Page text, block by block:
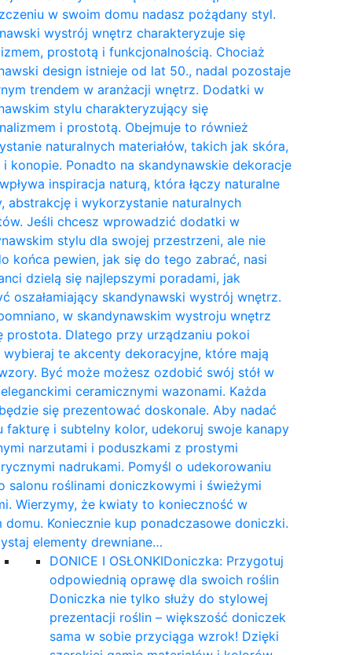
w swoim domu nadasz pożądany styl.
wystrój wnętrz charakteryzuje się
prostotą i funkcjonalnością. Chociaż
design istnieje od lat 50., nadal pozostaje
trendem w aranżacji wnętrz. Dodatki w
stylu charakteryzujący się
i prostotą. Obejmuje to również
naturalnych materiałów, takich jak skóra,
konopie. Ponadto na skandynawskie dekoracje
inspiracja naturą, która łączy naturalne
abstrakcję i wykorzystanie naturalnych
Jeśli chcesz wprowadzić dodatki w
stylu dla swojej przestrzeni, ale nie
końca pewien, jak się do tego zabrać, nasi
dzielą się najlepszymi poradami, jak
oszałamiający skandynawski wystrój wnętrz.
w skandynawskim wystroju wnętrz
prostota. Dlatego przy urządzaniu pokoi
wybieraj te akcenty dekoracyjne, które mają
Być może możesz ozdobić swój stół w
ceramicznymi wazonami. Każda
się prezentować doskonale. Aby nadać
fakturę i subtelny kolor, udekoruj swoje kanapy
narzutami i poduszkami z prostymi
nadrukami. Pomyśl o udekorowaniu
salonu roślinami doniczkowymi i świeżymi
Wierzymy, że kwiaty to konieczność w
domu. Koniecznie kup ponadczasowe doniczki.
elementy drewniane…
DONICE I OSŁONKIDoniczka: Przygotuj
odpowiednią oprawę dla swoich roślin
Doniczka nie tylko służy do stylowej
prezentacji roślin – większość doniczek
sama w sobie przyciąga wzrok! Dzięki